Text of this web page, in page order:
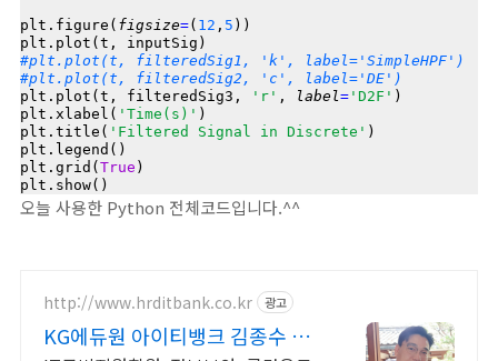
plt.figure( figsize=( 12 , 5 ))
#plt.plot(t, filteredSig1, 'k', label='SimpleHPF')
#plt.plot(t, filteredSig2, 'c', label='DE')
plt.plot(t, filteredSig3,
'r' , label= 'D2F' )
plt.xlabel( 'Time(s)' )
plt.title( 'Filtered Signal in Discrete' )
plt.legend()
plt.grid( True )
오늘 사용한 Python 전체코드입니다.^^
http://www.hrditbank.co.kr 광고
KG에듀원 아이티뱅크 김종수 27